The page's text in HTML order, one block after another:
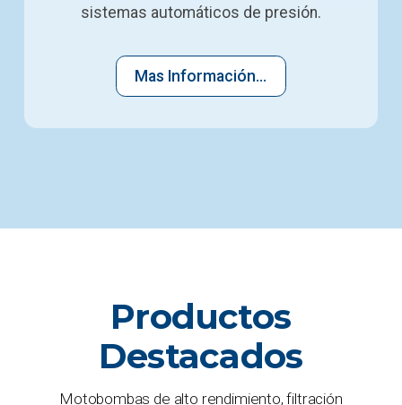
sistemas automáticos de presión.
Mas Información...
Productos
Destacados
Motobombas de alto rendimiento, filtración